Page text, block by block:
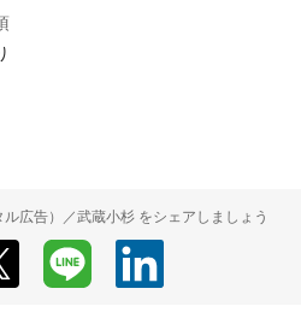
広告）／武蔵小杉 をシェアしましょう